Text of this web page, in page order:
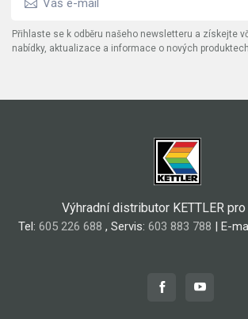
Přihlaste se k odběru našeho newsletteru a získejte
nabídky, aktualizace a informace o nových produktech.
Výhradní distributor KETTLER pro
Tel: 605 226 688 , Servis: 603 883 788 | E-